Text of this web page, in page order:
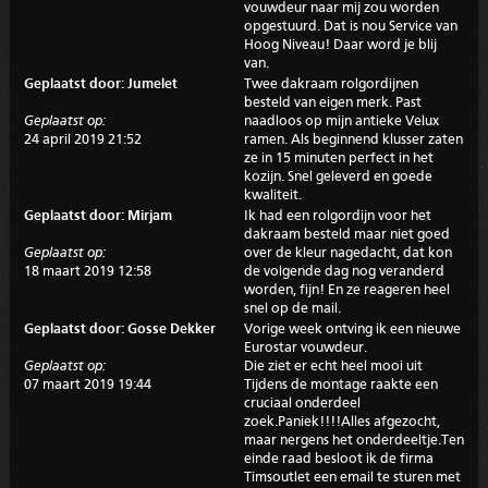
vouwdeur naar mij zou worden
opgestuurd. Dat is nou Service van
Hoog Niveau! Daar word je blij
van.
Geplaatst door: Jumelet
Geplaatst op:
24 april 2019 21:52
Twee dakraam rolgordijnen
besteld van eigen merk. Past
naadloos op mijn antieke Velux
ramen. Als beginnend klusser zaten
ze in 15 minuten perfect in het
kozijn. Snel geleverd en goede
kwaliteit.
Geplaatst door: Mirjam
Geplaatst op:
18 maart 2019 12:58
Ik had een rolgordijn voor het
dakraam besteld maar niet goed
over de kleur nagedacht, dat kon
de volgende dag nog veranderd
worden, fijn! En ze reageren heel
snel op de mail.
Geplaatst door: Gosse Dekker
Geplaatst op:
07 maart 2019 19:44
Vorige week ontving ik een nieuwe
Eurostar vouwdeur.
Die ziet er echt heel mooi uit
Tijdens de montage raakte een
cruciaal onderdeel
zoek.Paniek!!!!Alles afgezocht,
maar nergens het onderdeeltje.Ten
einde raad besloot ik de firma
Timsoutlet een email te sturen met